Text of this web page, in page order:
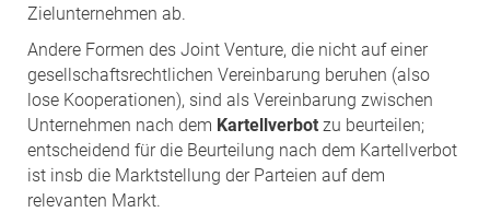
Zielunternehmen ab.
Andere Formen des Joint Venture, die nicht auf einer
gesellschaftsrechtlichen Vereinbarung beruhen (also
lose Kooperationen), sind als Vereinbarung zwischen
Unternehmen nach dem Kartellverbot zu beurteilen;
entscheidend für die Beurteilung nach dem Kartellverbot
ist insb die Marktstellung der Parteien auf dem
relevanten Markt.